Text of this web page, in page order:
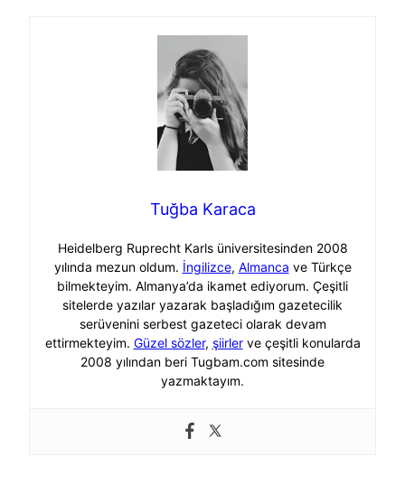
Tuğba Karaca
Heidelberg Ruprecht Karls üniversitesinden 2008
yılında mezun oldum. İngilizce, Almanca ve Türkçe
bilmekteyim. Almanya’da ikamet ediyorum. Çeşitli
sitelerde yazılar yazarak başladığım gazetecilik
serüvenini serbest gazeteci olarak devam
ettirmekteyim. Güzel sözler, şiirlerve çeşitli konularda
2008 yılından beri Tugbam.com sitesinde
yazmaktayım.